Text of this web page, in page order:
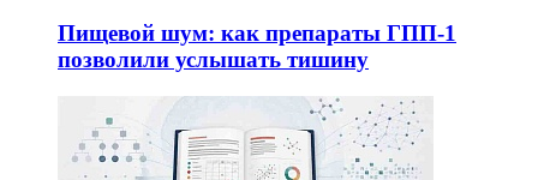
Пищевой шум: как препараты ГПП-1
позволили услышать тишину